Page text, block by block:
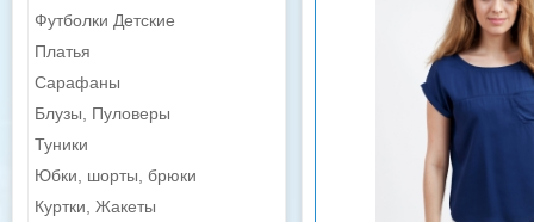
Футболки Детские
Платья
Сарафаны
Блузы, Пуловеры
Туники
Юбки, шорты, брюки
Куртки, Жакеты